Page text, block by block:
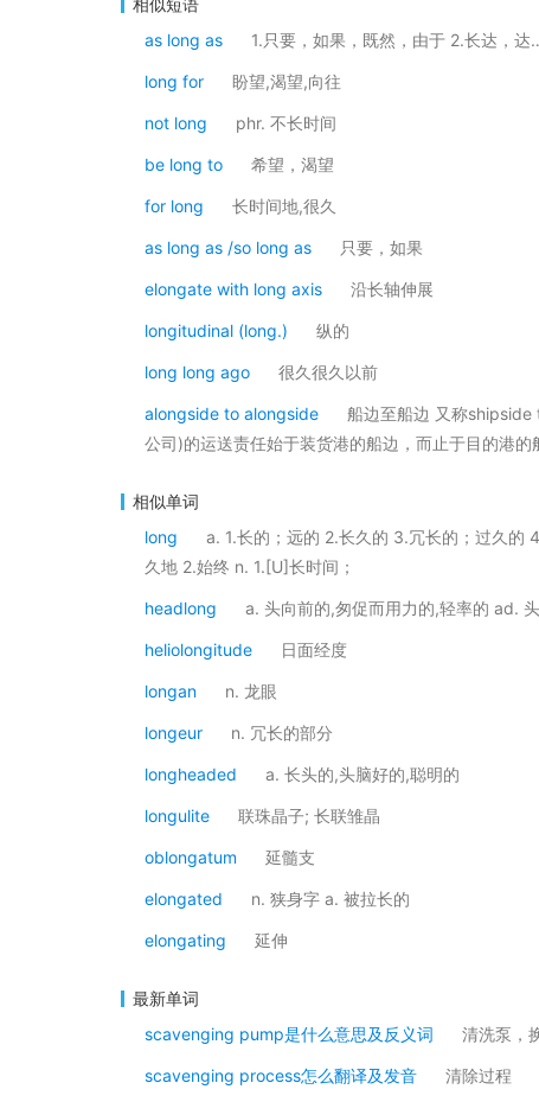
相似短语
as long as
1.只要，如果，既然，由于 2.长达，
long for 盼望,渴望,向往
not long phr. 不长时间
be long to 希望，渴望
for long 长时间地,很久
as long as /so long as 只要，如果
elongate with long axis 沿长轴伸展
longitudinal (long.) 纵的
long long ago 很久很久以前
alongside to alongside
船边至船边 又称
公司)的运送责任始于装货港的船边，而止于目的港
相似单词
long
a. 1.长的；远的 2.长久的 3.冗长的；过久的
久地 2.始终 n. 1.[U]长时间；
headlong a. 头向前的,匆促而用力的,轻率的 ad.
heliolongitude 日面经度
longan n. 龙眼
longeur n. 冗长的部分
longheaded a. 长头的,头脑好的,聪明的
longulite 联珠晶子; 长联雏晶
oblongatum 延髓支
elongated n. 狭身字 a. 被拉长的
elongating 延伸
最新单词
scavenging pump是什么意思及反义词
清洗泵，
scavenging process怎么翻译及发音 清除过程